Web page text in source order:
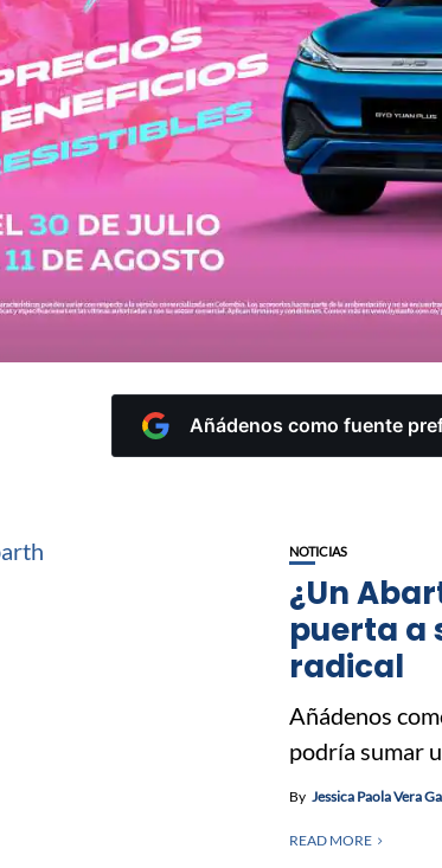
Añádenos como fuente
NOTICIAS
¿Un
puerta a
radical
Añádenos
podría sumar
By Jessica Paola Vera
READ MORE